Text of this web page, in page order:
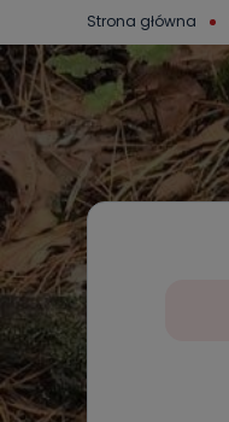
Strona główna